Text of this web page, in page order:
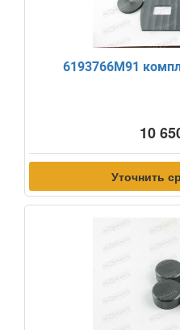
6193766M91
10
Уточнить